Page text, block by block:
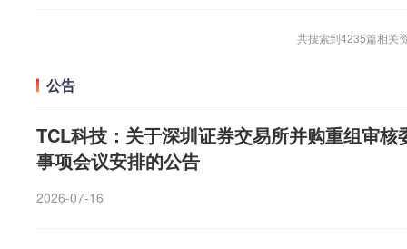
从全球产业节奏看，玻璃基载板正在从技术验证向中试
期主要应用于CPU及部分ASIC场景，后续再向GPU、
基金的定期报告，截至今年6月末，其资产规模已缩水到
股的机会一定会到来，但若投资者对基金持仓结构不太满
止，那么基金的长期投资逻辑也没有意义。”华南一位基
基金坦承目前左侧磨底显而易见的是，消费基金经理在右
品合同的存续性，他们普遍认为消费整体估值便宜，但处
消费精选基金经理区少萍指出，消费板块仍处于弱景气
化，市场对高切低关注度提升，但消费股整体上仍居后排
性支持，更体现了看好中国资本市场的坚定信心。从中
更加注重公司内在价值和发展潜力、培育市场理性投资、
司披露2026年上半年业绩预告，不少企业净利润实现翻
式提升。例如，江波龙的业绩预告显示，预计2026年上
至110亿元，同比大幅增长62204.03%至74393.95%。佰
差额部分，通过项目公司股权融资、项目公司向银团贷
路用12英寸抛光片及外延片、测试片，共计70万片/月。
地面积约160亩。TCL中环表示，本次投资有利于公司贴
品能力，进一步提高12英寸产品产能规模以及逻辑、存
比。本次规划建设深圳大硅片项目，项目建设投资金额较
划，保障项目建设有序推进，优化项目资本结构、减轻
结合市场环境与项目实施进度，综合运用自有资金、股权
共搜索到4235篇相关
公告
TCL科技：关于深圳证券交易所并购重组审
事项会议安排的公告
2026-07-16